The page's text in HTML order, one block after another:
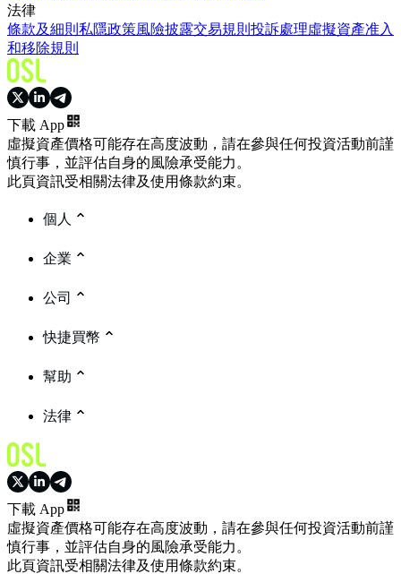
法律
條款及細則 私隱政策風險披露交易規則 投訴處理虛擬資產准入
和移除規則
下載 App
虛擬資產價格可能存在高度波動，請在參與任何投資活動前謹
慎行事，並評估自身的風險承受能力。
此頁資訊受相關法律及使用條款約束。
個人
企業
公司
快捷買幣
幫助
法律
下載 App
虛擬資產價格可能存在高度波動，請在參與任何投資活動前謹
慎行事，並評估自身的風險承受能力。
此頁資訊受相關法律及使用條款約束。